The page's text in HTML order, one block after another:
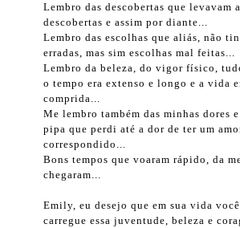
Lembro das descobertas que levavam
descobertas e assim por diante...
Lembro das escolhas que aliás, não
erradas, mas sim escolhas mal feitas...
Lembro da beleza, do vigor físico,
o tempo era extenso e longo e a vida
comprida...
Me lembro também das minhas dores
pipa que perdi até a dor de ter um
correspondido...
Bons tempos que voaram rápido, da
chegaram...
Emily, eu desejo que em sua vida você
carregue essa juventude, beleza e